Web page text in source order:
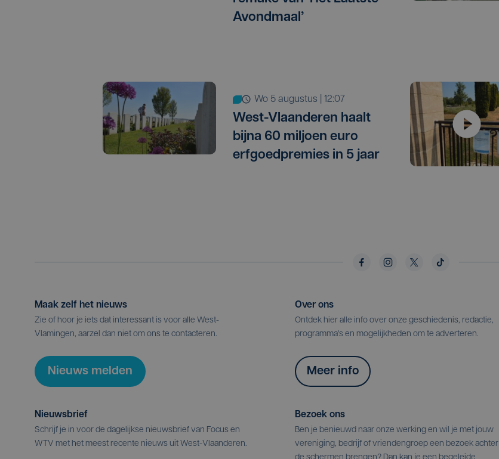
Avondmaal’
wo 5 augustus | 12:07
West-Vlaanderen haalt
bijna 60 miljoen euro
erfgoedpremies in 5 jaar
Maak zelf het nieuws
Zie of hoor je iets dat interessant is voor alle West-
Vlamingen, aarzel dan niet om ons te contacteren.
Nieuws melden
Over ons
Ontdek hier alle info over onze geschiedenis, redactie,
programma's en mogelijkheden om te adverteren.
Meer info
Nieuwsbrief
Schrijf je in voor de dagelijkse nieuwsbrief van Focus en
WTV met het meest recente nieuws uit West-Vlaanderen.
Bezoek ons
Ben je benieuwd naar onze werking en wil je met jouw
vereniging, bedrijf of vriendengroep een bezoek achter